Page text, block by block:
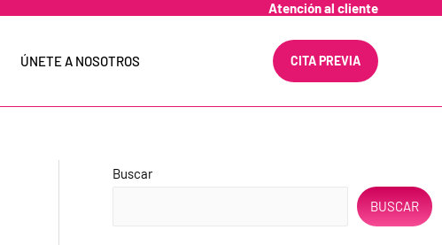
Atención al cliente
ÚNETE A NOSOTROS CITA PREVIA
Buscar
BUSCAR